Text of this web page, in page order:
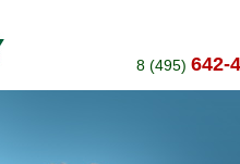
8 (495) 642-